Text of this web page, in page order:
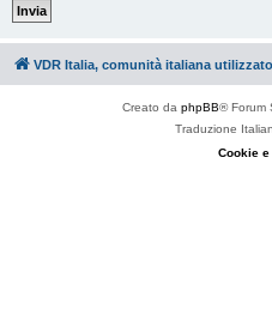
VDR Italia, comunità italiana
Creato da phpBB® Forum
Traduzione
Cookie